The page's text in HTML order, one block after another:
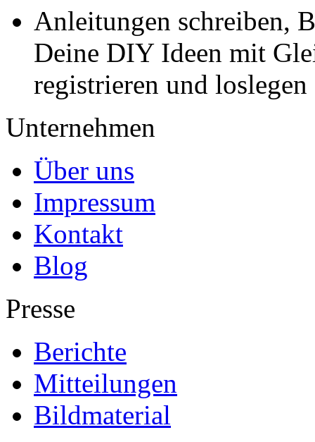
Anleitungen schreiben,
Deine DIY Ideen mit
registrieren und loslegen
Unternehmen
Über uns
Impressum
Kontakt
Blog
Presse
Berichte
Mitteilungen
Bildmaterial